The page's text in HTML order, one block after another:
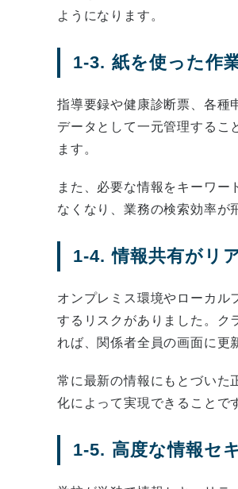
ようになります。
1-3. 紙を使った作
指導要録や健康診断票、各種
データとして一元管理するこ
ます。
また、必要な情報をキーワ
なくなり、業務の検索効率が
1-4. 情報共有がリ
オンプレミス環境やローカル
するリスクがありました。ク
れば、関係者全員の画面に更
常に最新の情報にもとづいた
化によって実現できることで
1-5. 高度な情報セ